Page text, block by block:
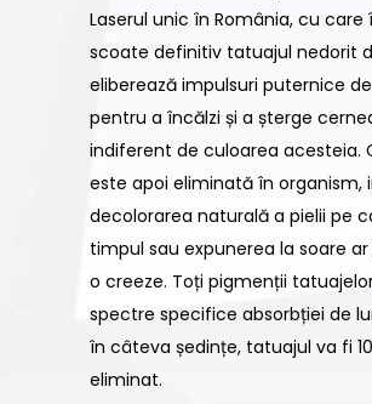
Laserul unic în România, cu care
scoate definitiv tatuajul nedorit
eliberează impulsuri puternice
pentru a încălzi și a șterge
indiferent de culoarea acesteia.
este apoi eliminată în organism,
decolorarea naturală a pielii pe
timpul sau expunerea la soare
o creeze. Toți pigmenții
spectre specifice absorbției de
în câteva ședințe, tatuajul va fi
eliminat.